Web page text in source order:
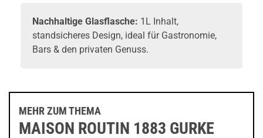
Nachhaltige Glasflasche: 1L Inhalt,
standsicheres Design, ideal für Gastronomie,
Bars & den privaten Genuss.
MEHR ZUM THEMA
MAISON ROUTIN 1883 GURKE